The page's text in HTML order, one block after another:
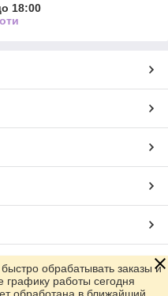
18:00
Prom.uaобрабатывать заказы и
графику работы сегодня